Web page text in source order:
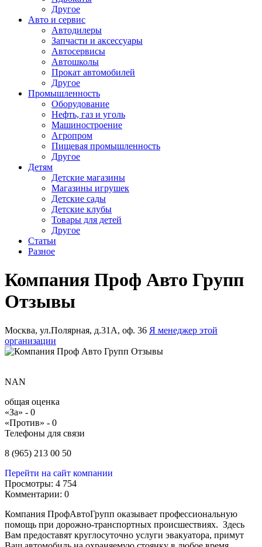
Другое
Авто и сервис
Автодилеры
Запчасти и аксессуары
Автосервисы
Автошколы
Прокат автомобилей
Другое
Промышленность
Оборудование
Нефть, газ и уголь
Машиностроение
Агропром
Пищевая промышленность
Другое
Детям
Детские магазины
Магазины игрушек
Детские сады
Детские клубы
Товары для детей
Другое
Статьи
Разное
Компания Проф Авто Групп
Отзывы
Москва, ул.Полярная, д.31А, оф. 36 Я менеджер этой
организации
NAN
общая оценка
«За» - 0
«Против» - 0
Телефоны для связи
8 (965) 213 00 50
Перейти на сайт компании
Просмотры: 4 754
Комментарии: 0
Компания ПрофАвтоГрупп оказывает профессиональную
помощь при дорожно-транспортных происшествиях. Здесь
Вам предоставят круглосуточно услуги эвакуатора, примут